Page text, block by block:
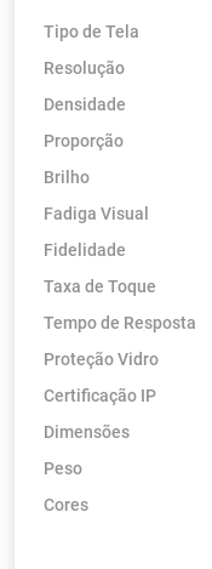
Tipo de Tela
Resolução
Densidade
Proporção
Brilho
Fadiga Visual
Fidelidade
Taxa de Toque
Tempo de Resposta
Proteção Vidro
Certificação IP
Dimensões
Peso
Cores